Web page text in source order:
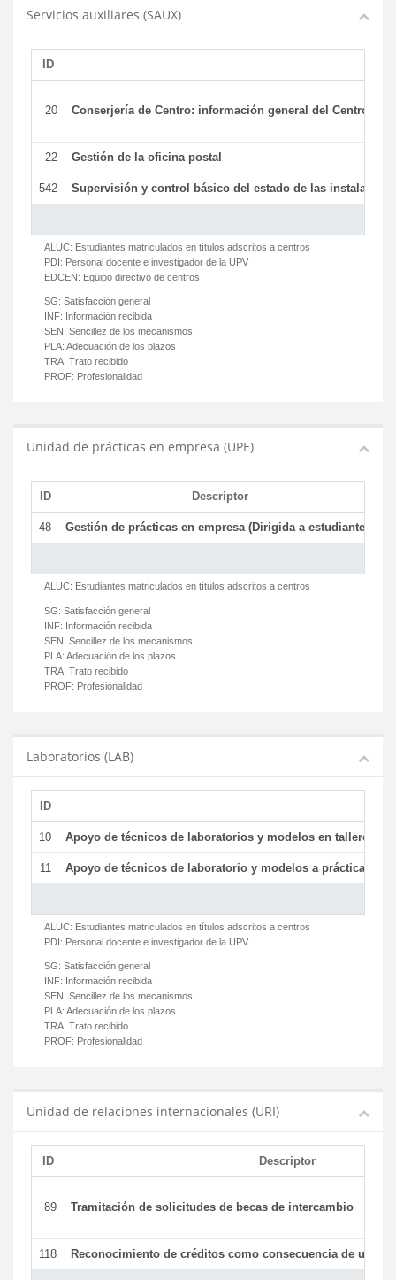
Servicios auxiliares (SAUX)
ID
20 Conserjería de Centro: información general del Centro y
22 Gestión de la oficina postal
542 Supervisión y control básico del estado de las
ALUC: Estudiantes matriculados en títulos adscritos a centros
PDI: Personal docente e investigador de la UPV
EDCEN: Equipo directivo de centros
SG: Satisfacción general
INF: Información recibida
SEN: Sencillez de los mecanismos
PLA: Adecuación de los plazos
TRA: Trato recibido
PROF: Profesionalidad
Unidad de prácticas en empresa (UPE)
ID Descriptor
48 Gestión de prácticas en empresa (Dirigida a estudiantes)
ALUC: Estudiantes matriculados en títulos adscritos a centros
SG: Satisfacción general
INF: Información recibida
SEN: Sencillez de los mecanismos
PLA: Adecuación de los plazos
TRA: Trato recibido
PROF: Profesionalidad
Laboratorios (LAB)
ID
10 Apoyo de técnicos de laboratorios y modelos en talleres/
11 Apoyo de técnicos de laboratorio y modelos a prácticas y
ALUC: Estudiantes matriculados en títulos adscritos a centros
PDI: Personal docente e investigador de la UPV
SG: Satisfacción general
INF: Información recibida
SEN: Sencillez de los mecanismos
PLA: Adecuación de los plazos
TRA: Trato recibido
PROF: Profesionalidad
Unidad de relaciones internacionales (URI)
ID Descriptor
89 Tramitación de solicitudes de becas de intercambio
118 Reconocimiento de créditos como consecuencia de un